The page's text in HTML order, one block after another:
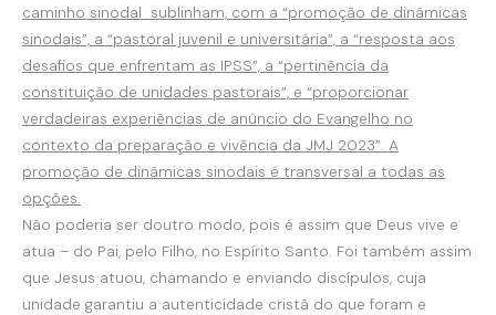
caminho sinodal sublinham, com a “promoção de dinâmicas
sinodais”, a “pastoral juvenil e universitária”, a “resposta aos
desafios que enfrentam as IPSS”, a “pertinência da
constituição de unidades pastorais”, e “proporcionar
verdadeiras experiências de anúncio do Evangelho no
contexto da preparação e vivência da JMJ 2023”. A
promoção de dinâmicas sinodais é transversal a todas as
opções.
Não poderia ser doutro modo, pois é assim que Deus vive e
atua – do Pai, pelo Filho, no Espírito Santo. Foi também assim
que Jesus atuou, chamando e enviando discípulos, cuja
unidade garantiu a autenticidade cristã do que foram e